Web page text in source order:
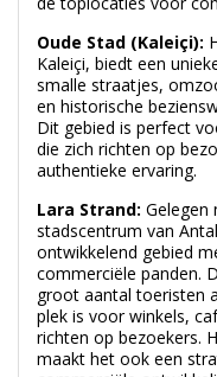
Oude Stad (Kaleiçi):
Kaleiçi, biedt een
smalle straatjes,
en historische
Dit gebied is perfect
die zich richten op
authentieke ervaring.
Lara Strand:Gelegen
stadscentrum van
ontwikkelend gebied
commerciële panden.
groot aantal toeristen
plek is voor winkels,
richten op bezoekers.
maakt het ook een
commerciële